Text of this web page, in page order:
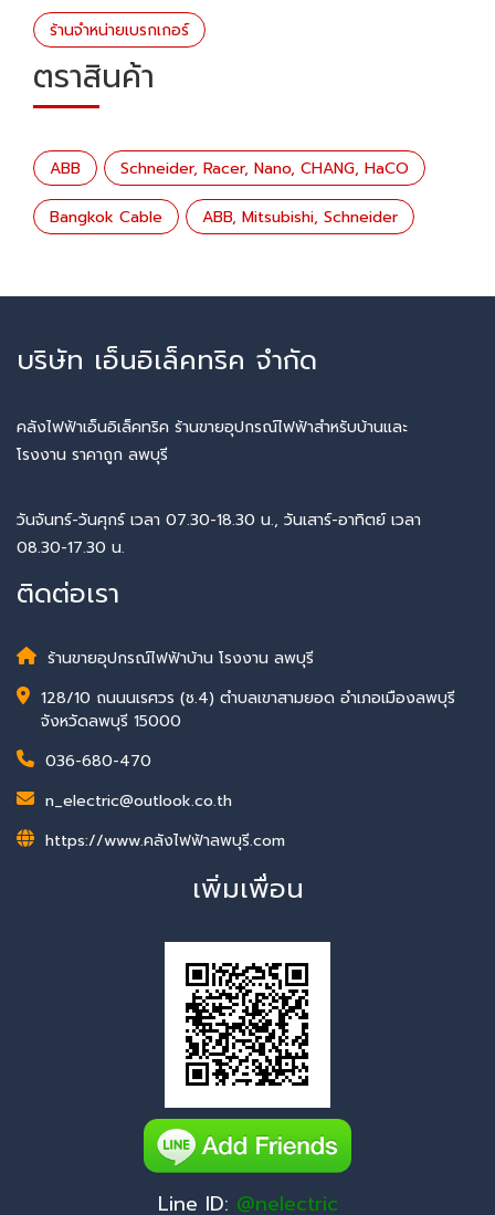
ร้านจำหน่ายเบรกเกอร์
ตราสินค้า
ABB Schneider, Racer, Nano, CHANG, HaCO
Bangkok Cable ABB, Mitsubishi, Schneider
บริษัท เอ็นอิเล็คทริค จำกัด
คลังไฟฟ้าเอ็นอิเล็คทริค ร้านขายอุปกรณ์ไฟฟ้าสำหรับบ้านและ
โรงงาน ราคาถูก ลพบุรี
วันจันทร์-วันศุกร์ เวลา 07.30-18.30 น., วันเสาร์-อาทิตย์ เวลา
08.30-17.30 น.
ติดต่อเรา
ร้านขายอุปกรณ์ไฟฟ้าบ้าน โรงงาน ลพบุรี
128/10 ถนนนเรศวร (ช.4) ตำบลเขาสามยอด อำเภอเมืองลพบุรี
จังหวัดลพบุรี 15000
036-680-470
n_electric@outlook.co.th
https://www.คลังไฟฟ้าลพบุรี.com
เพิ่มเพื่อน
Line ID: @nelectric